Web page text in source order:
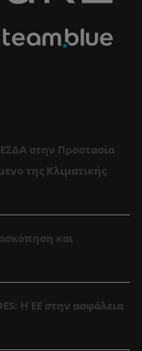
στην Προστασία
της Κλιματικής
και
Η ΕΕ στην ασφάλεια